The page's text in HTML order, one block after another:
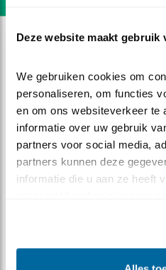
Deze website maakt gebruik
We gebruiken cookies om
personaliseren, om functies
en om ons websiteverkeer te
informatie over uw gebruik
partners voor social media,
partners kunnen deze
informatie die u aan ze heeft